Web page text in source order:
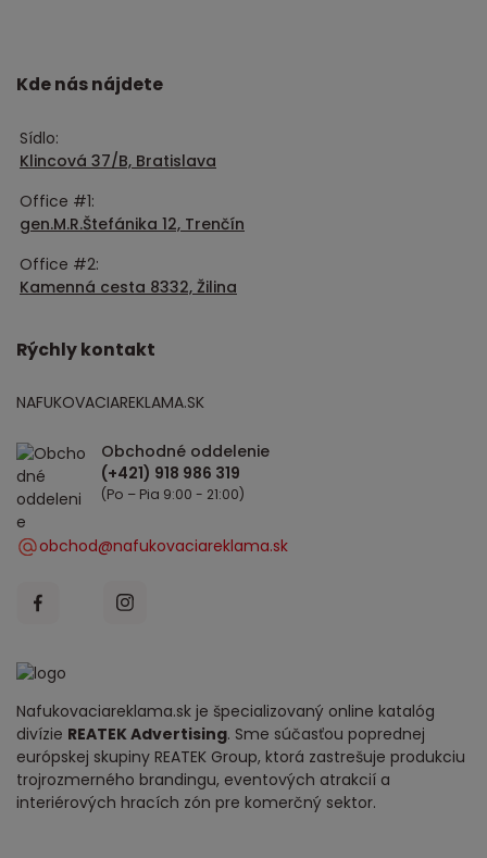
Kde nás nájdete
Sídlo:
Klincová 37/B, Bratislava
Office #1:
gen.M.R.Štefánika 12, Trenčín
Office #2:
Kamenná cesta 8332, Žilina
Nafukovaciareklama.sk je špecializovaný online katalóg
divízie REATEK Advertising. Sme súčasťou poprednej
európskej skupiny REATEK Group, ktorá zastrešuje produkciu
trojrozmerného brandingu, eventových atrakcií a
interiérových hracích zón pre komerčný sektor.
Rýchly kontakt
NAFUKOVACIAREKLAMA.SK
Obchodné oddelenie
(Po – Pia 9:00 - 21:00)
obchod@nafukovaciareklama.sk